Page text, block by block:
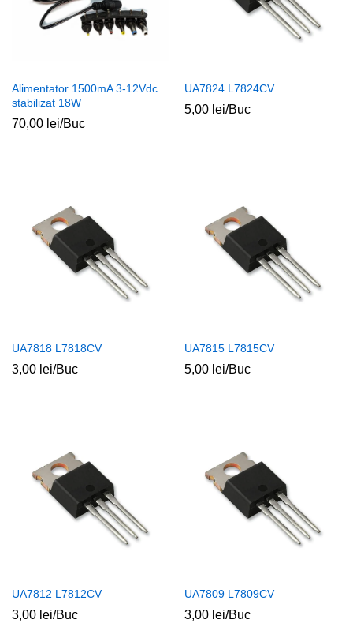
Alimentator 1500mA 3-12Vdc
stabilizat 18W
70,00 lei/Buc
UA7824 L7824CV
5,00 lei/Buc
UA7818 L7818CV
3,00 lei/Buc
UA7815 L7815CV
5,00 lei/Buc
UA7812 L7812CV
3,00 lei/Buc
UA7809 L7809CV
3,00 lei/Buc